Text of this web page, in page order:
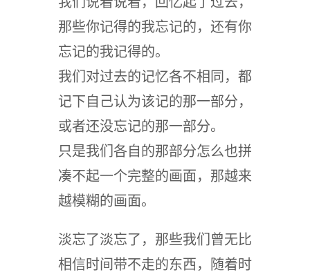
那些你记得的我忘记的，还有你
忘记的我记得的。
我们对过去的记忆各不相同，都
记下自己认为该记的那一部分，
或者还没忘记的那一部分。
只是我们各自的那部分怎么也拼
凑不起一个完整的画面，那越来
越模糊的画面。
淡忘了淡忘了，那些我们曾无比
相信时间带不走的东西，随着时